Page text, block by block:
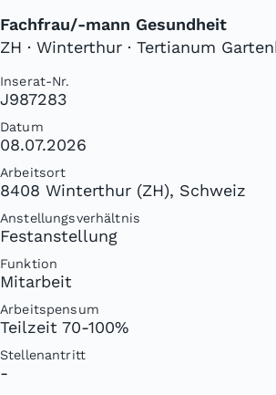
Fachfrau/-mann Gesundheit
ZH · Winterthur · Tertianum
Inserat-Nr.
J987283
Datum
08.07.2026
Arbeitsort
8408 Winterthur (ZH), Schweiz
Anstellungsverhältnis
Festanstellung
Funktion
Mitarbeit
Arbeitspensum
Teilzeit 70-100%
Stellenantritt
-